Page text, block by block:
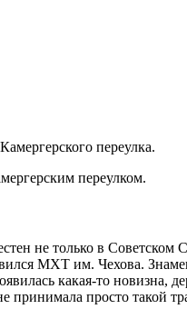
переулка.
переулком.
не только в Советском
МХТ им. Чехова.
какая-то новизна,
принимала просто такой